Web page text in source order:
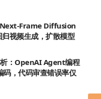
Frame Diffusion
视频生成，扩散模型
：OpenAI Agent编程
码，代码审查错误率仅